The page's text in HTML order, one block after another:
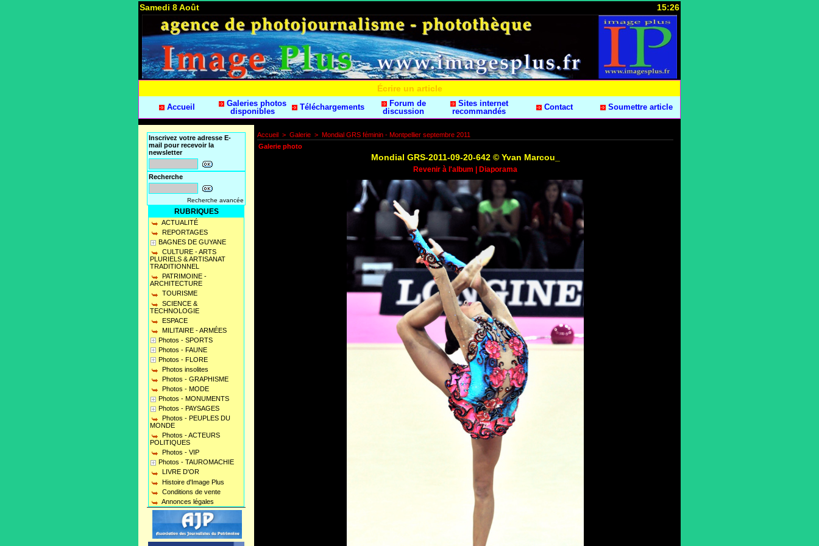
Samedi 8 Août 15:26
Écrire un article
Accueil
Galeries photos
disponibles
Téléchargements
Forum de
discussion
Sites internet
recommandés
Contact Soumettre article
Inscrivez votre adresse E-
mail pour recevoir la
newsletter
Recherche
Recherche avancée
RUBRIQUES
ACTUALITÉ
REPORTAGES
BAGNES DE GUYANE
CULTURE - ARTS
PLURIELS & ARTISANAT
TRADITIONNEL
PATRIMOINE -
ARCHITECTURE
TOURISME
SCIENCE &
TECHNOLOGIE
ESPACE
MILITAIRE - ARMÉES
Photos - SPORTS
Photos - FAUNE
Photos - FLORE
Photos insolites
Photos - GRAPHISME
Photos - MODE
Photos - MONUMENTS
Photos - PAYSAGES
Photos - PEUPLES DU
MONDE
Photos - ACTEURS
POLITIQUES
Photos - VIP
Photos - TAUROMACHIE
LIVRE D'OR
Histoire d'Image Plus
Conditions de vente
Annonces légales
Accueil > Galerie > Mondial GRS féminin - Montpellier septembre 2011
Galerie photo
Mondial GRS-2011-09-20-642 © Yvan Marcou_
Revenir à l'album Diaporama